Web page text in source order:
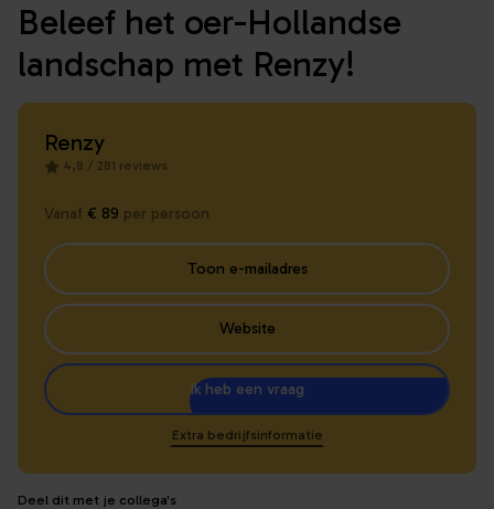
Beleef het oer-Hollandse
landschap met Renzy!
Renzy
4,8 / 281 reviews
Vanaf € 89 per persoon
Toon e-mailadres
Website
Ik heb een vraag
Extra bedrijfsinformatie
Deel dit met je collega's